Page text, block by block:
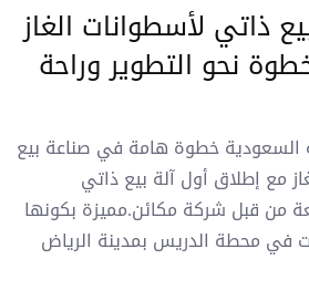
ذاتي لأسطوانات الغاز
نحو التطوير وراحة
السعودية خطوة هامة في صناعة بيع
مع إطلاق أول آلة بيع ذاتي
من قبل شركة مكائن.مميزة بكونها
١٠٠% ومثبت في محطة الدريس بمدينة الرياض